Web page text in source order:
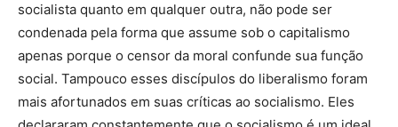
socialista quanto em qualquer outra, não pode ser
condenada pela forma que assume sob o capitalismo
apenas porque o censor da moral confunde sua função
social. Tampouco esses discípulos do liberalismo foram
mais afortunados em suas críticas ao socialismo. Eles